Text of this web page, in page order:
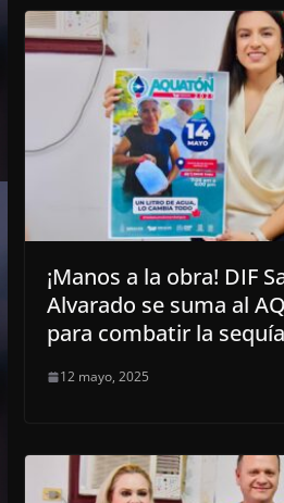
¡Manos a la obra! DIF
Alvarado se suma al
para combatir la sequía
12 mayo, 2025